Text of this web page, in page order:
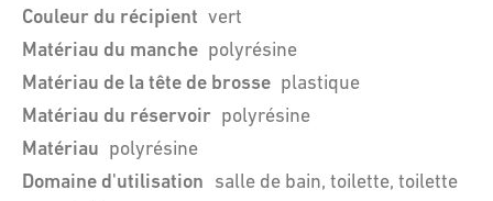
Couleur du récipient vert
Matériau du manche polyrésine
Matériau de la tête de brosse plastique
Matériau du réservoir polyrésine
Matériau polyrésine
Domaine d'utilisation salle de bain, toilette, toilette